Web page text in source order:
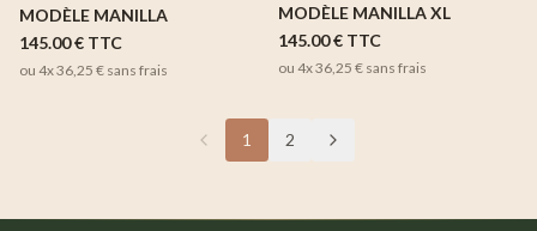
MODÈLE MANILLA
145.00 € TTC
ou 4x36,25 € sans frais
MODÈLE MANILLA XL
145.00 € TTC
ou 4x36,25 € sans frais
1 2